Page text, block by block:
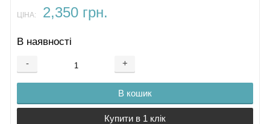
ЦІНА: 2,350 грн.
В наявності
- +
В кошик
Купити в 1 клік